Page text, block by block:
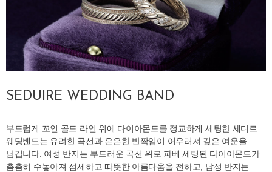
SEDUIRE WEDDING BAND
부드럽게 꼬인 골드 라인 위에 다이아몬드를 정교하게 세팅한 세디르
웨딩밴드는 유려한 곡선과 은은한 반짝임이 어우러져 깊은 여운을
남깁니다. 여성 반지는 부드러운 곡선 위로 파베 세팅된 다이아몬드가
촘촘히 수놓아져 섬세하고 따뜻한 아름다움을 전하고, 남성 반지는